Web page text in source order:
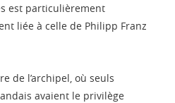
est particulièrement
liée à celle de Philipp Franz
de l’archipel, où seuls
avaient le privilège